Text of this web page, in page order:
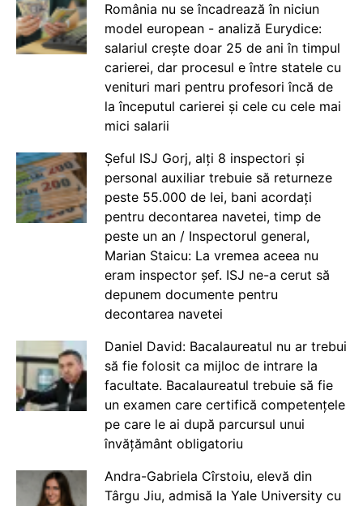
România nu se încadrează în niciun
model european - analiză Eurydice:
salariul crește doar 25 de ani în timpul
carierei, dar procesul e între statele cu
venituri mari pentru profesori încă de
la începutul carierei și cele cu cele mai
mici salarii
Șeful ISJ Gorj, alți 8 inspectori și
personal auxiliar trebuie să returneze
peste 55.000 de lei, bani acordați
pentru decontarea navetei, timp de
peste un an / Inspectorul general,
Marian Staicu: La vremea aceea nu
eram inspector șef. ISJ ne-a cerut să
depunem documente pentru
decontarea navetei
Daniel David: Bacalaureatul nu ar trebui
să fie folosit ca mijloc de intrare la
facultate. Bacalaureatul trebuie să fie
un examen care certifică competențele
pe care le ai după parcursul unui
învățământ obligatoriu
Andra-Gabriela Cîrstoiu, elevă din
Târgu Jiu, admisă la Yale University cu